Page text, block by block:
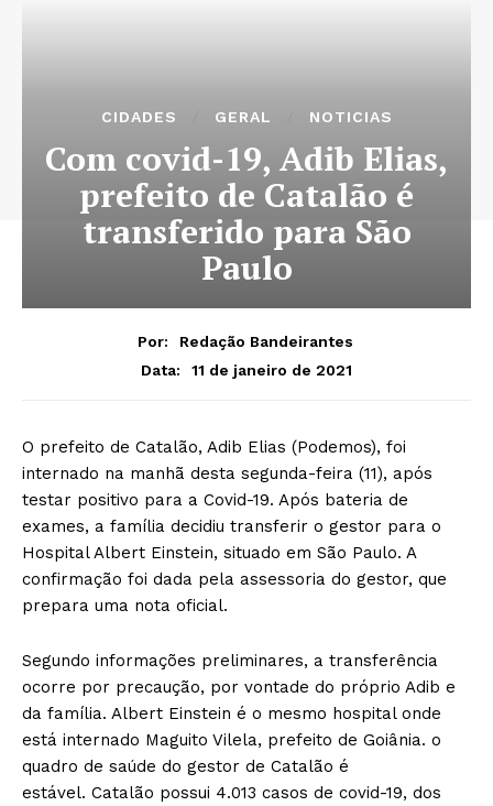
CIDADES GERAL NOTICIAS
Com covid-19, Adib Elias,
prefeito de Catalão é
transferido para São
Paulo
Por:
Redação Bandeirantes
Data:
11 de janeiro de 2021
O prefeito de Catalão, Adib Elias (Podemos), foi
internado na manhã desta segunda-feira (11), após
testar positivo para a Covid-19. Após bateria de
exames, a família decidiu transferir o gestor para o
Hospital Albert Einstein, situado em São Paulo. A
confirmação foi dada pela assessoria do gestor, que
prepara uma nota oficial.
Segundo informações preliminares, a transferência
ocorre por precaução, por vontade do próprio Adib e
da família. Albert Einstein é o mesmo hospital onde
está internado Maguito Vilela, prefeito de Goiânia. o
quadro de saúde do gestor de Catalão é
estável. Catalão possui 4.013 casos de covid-19, dos